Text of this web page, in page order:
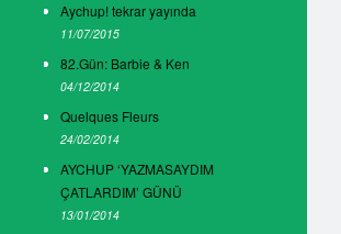
Aychup! tekrar yayında
11/07/2015
82.Gün: Barbie & Ken
04/12/2014
Quelques Fleurs
24/02/2014
AYCHUP ‘YAZMASAYDIM
ÇATLARDIM’ GÜNÜ
13/01/2014